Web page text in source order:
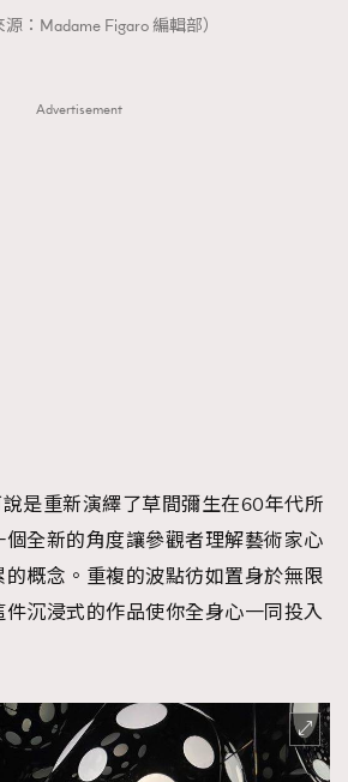
源：Madame Figaro 編輯部）
Advertisement
是重新演繹了草間彌生在60年代所
全新的角度讓參觀者理解藝術家心
概念。重複的波點彷如置身於無限
沉浸式的作品使你全身心一同投入